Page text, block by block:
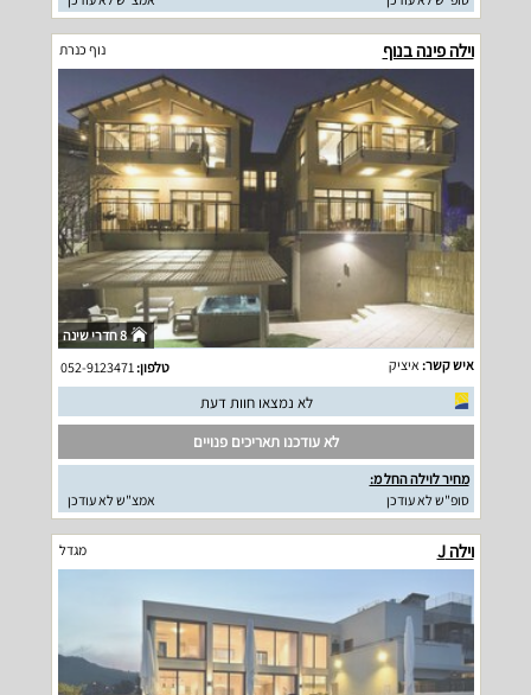
וילה פינה בנוף נוף כנרת
8 חדרי שינה
איש קשר: איציק טלפון:052-9123471
לא נמצאו חוות דעת
לא עודכנו תאריכים פנויים
מחיר לוילה החל מ:
סופ"ש לא עודכן
אמצ"ש לא עודכן
וילה J מגדל